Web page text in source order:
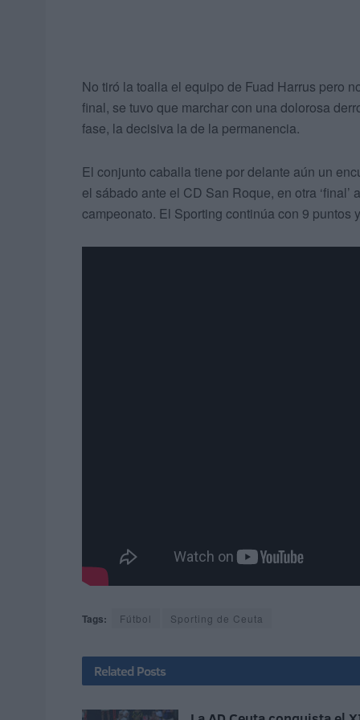
No tiró la toalla el equipo de Fuad Harrus pero
final, se tuvo que marchar con una dolorosa
fase, la decisiva la de la permanencia.
El conjunto caballa tiene por delante aún un
el sábado ante el CD San Roque, en otra
campeonato. El Sporting continúa con 9
Tags: Fútbol Sporting de Ceuta
Related Posts